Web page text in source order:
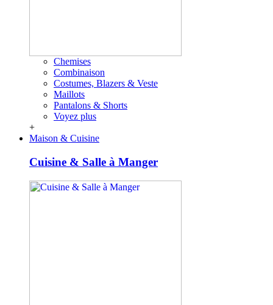
Chemises
Combinaison
Costumes, Blazers & Veste
Maillots
Pantalons & Shorts
Voyez plus
+
Maison & Cuisine
Cuisine & Salle à Manger